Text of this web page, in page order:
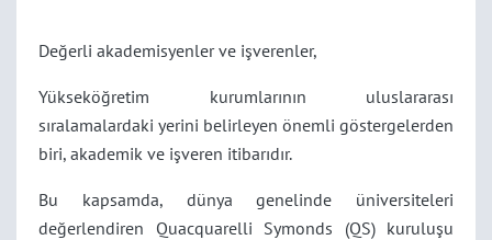
Değerli akademisyenler ve işverenler,
Yükseköğretim kurumlarının uluslararası
sıralamalardaki yerini belirleyen önemli göstergelerden
biri, akademik ve işveren itibarıdır.
Bu kapsamda, dünya genelinde üniversiteleri
değerlendiren Quacquarelli Symonds (QS) kuruluşu